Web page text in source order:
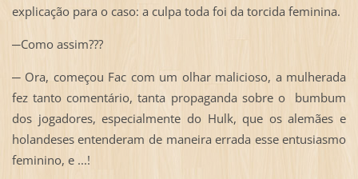
explicação para o caso: a culpa toda foi da torcida feminina.
─Como assim???
─ Ora, começou Fac com um olhar malicioso, a mulherada
fez tanto comentário, tanta propaganda sobre o bumbum
dos jogadores, especialmente do Hulk, que os alemães e
holandeses entenderam de maneira errada esse entusiasmo
feminino, e ...!